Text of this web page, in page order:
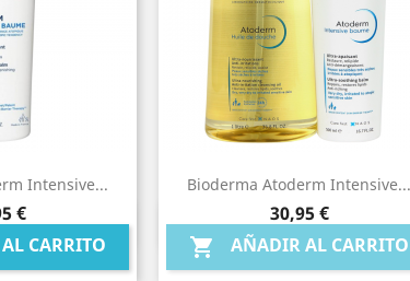
Intensive...
€
CARRITO
rápida
Bioderma Atoderm Intensive...
Precio
30,95 €
 AÑADIR AL CARRITO
Vista rápida